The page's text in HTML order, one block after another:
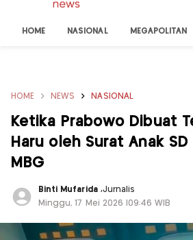
HOME NASIONAL MEGAPOLITAN
HOME NEWS NASIONAL
Ketika Prabowo Dibuat
Haru oleh Surat Anak
MBG
Binti Mufarida ,Jurnalis
Minggu, 17 Mei 2026 |09:46 WIB